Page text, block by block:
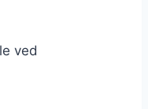
ved